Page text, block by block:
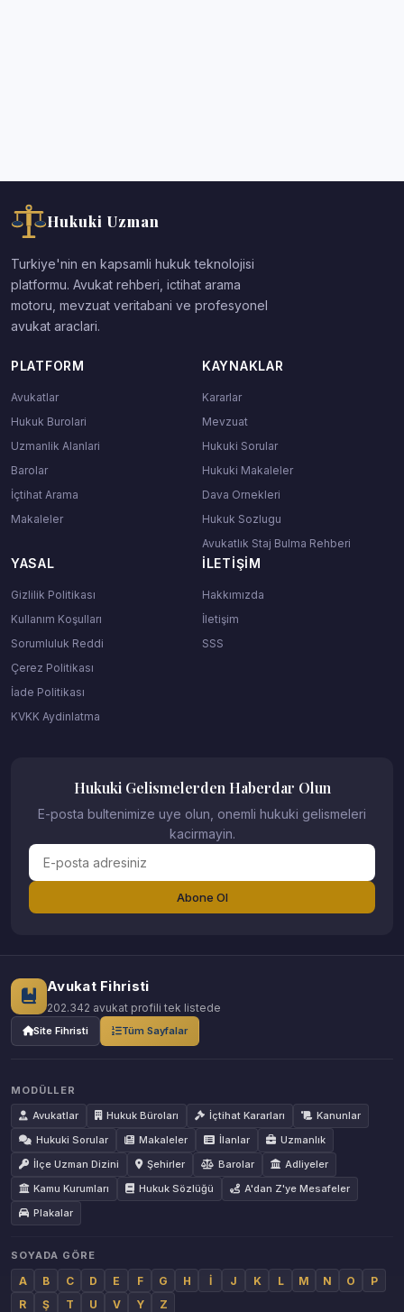
Hukuki Uzman
Turkiye'nin en kapsamli hukuk teknolojisi
platformu. Avukat rehberi, ictihat arama
motoru, mevzuat veritabani ve profesyonel
avukat araclari.
PLATFORM
Avukatlar
Hukuk Burolari
Uzmanlik Alanlari
Barolar
İçtihat Arama
Makaleler
KAYNAKLAR
Kararlar
Mevzuat
Hukuki Sorular
Hukuki Makaleler
Dava Ornekleri
Hukuk Sozlugu
Avukatlık Staj Bulma Rehberi
YASAL
Gizlilik Politikası
Kullanım Koşulları
Sorumluluk Reddi
Çerez Politikası
İade Politikası
KVKK Aydinlatma
İLETIŞIM
Hakkımızda
İletişim
SSS
Hukuki Gelismelerden Haberdar Olun
E-posta bultenimize uye olun, onemli hukuki gelismeleri
kacirmayin.
Abone Ol
Avukat Fihristi
202.342 avukat profili tek listede
Site Fihristi Tüm Sayfalar
MODÜLLER
Avukatlar
Hukuk Büroları İçtihat Kararları
Kanunlar
Hukuki Sorular
Makaleler İlanlar
Uzmanlık
İlçe Uzman Dizini
Şehirler Barolar
Adliyeler
Kamu Kurumları
Hukuk Sözlüğü
A'dan Z'ye Mesafeler
Plakalar
SOYADA GÖRE
A B C D E F G H İ J K L M N O
P
R
Ş T U V Y Z